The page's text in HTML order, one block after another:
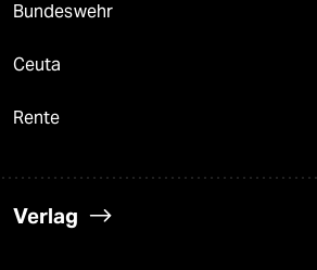
Bundeswehr
Ceuta
Rente
Verlag